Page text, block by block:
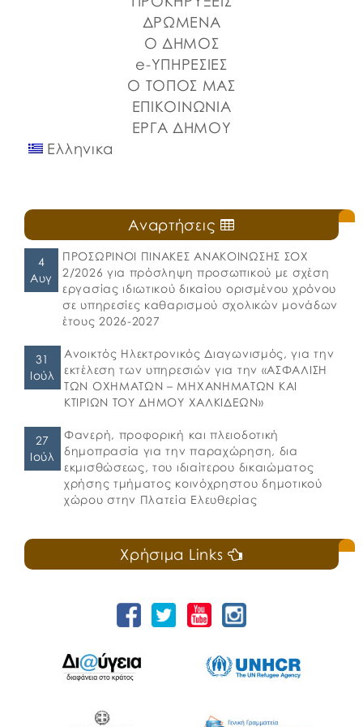
Λιμένων Ν. Εύβοιας και του Επιμελητηρίου Εύβοιας.
⚓️Η επίσημη έναρξη πραγματοποιήθηκε με την
ΔΡΩΜΕΝΑ
Ο ΔΗΜΟΣ
e-ΥΠΗΡΕΣΙΕΣ
Ο ΤΟΠΟΣ ΜΑΣ
ΕΠΙΚΟΙΝΩΝΙΑ
ΕΡΓΑ ΔΗΜΟΥ
Ελληνικα
Αναρτήσεις
4
Αυγ
ΠΡΟΣΩΡΙΝΟΙ ΠΙΝΑΚΕΣ ΑΝΑΚΟΙΝΩΣΗΣ ΣΟΧ
2/2026 για πρόσληψη προσωπικού με σχέση
εργασίας ιδιωτικού δικαίου ορισμένου χρόνου
σε υπηρεσίες καθαρισμού σχολικών μονάδων
έτους 2026-2027
31
Ιούλ
Ανοικτός Ηλεκτρονικός Διαγωνισμός, για την
εκτέλεση των υπηρεσιών για την «ΑΣΦΑΛΙΣΗ
ΤΩΝ ΟΧΗΜΑΤΩΝ – ΜΗΧΑΝΗΜΑΤΩΝ ΚΑΙ
ΚΤΙΡΙΩΝ ΤΟΥ ΔΗΜΟΥ ΧΑΛΚΙΔΕΩΝ»
27
Ιούλ
Φανερή, προφορική και πλειοδοτική
δημοπρασία για την παραχώρηση, δια
εκμισθώσεως, του ιδιαίτερου δικαιώματος
χρήσης τμήματος κοινόχρηστου δημοτικού
χώρου στην Πλατεία Ελευθερίας
Χρήσιμα Links